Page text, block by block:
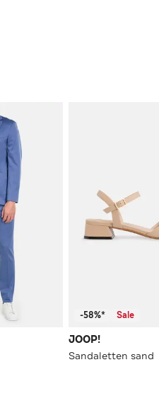
-58%* Sale
JOOP!
Sandaletten sand